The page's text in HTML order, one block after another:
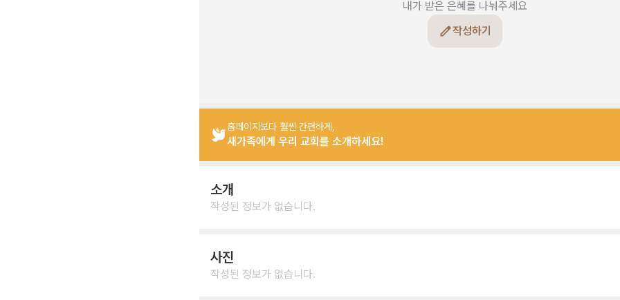
내가 받은 은혜를 나눠주세요
작성하기
홈페이지보다 훨씬 간편하게,
새가족에게 우리 교회를 소개하세요!
소개
작성된 정보가 없습니다.
사진
작성된 정보가 없습니다.